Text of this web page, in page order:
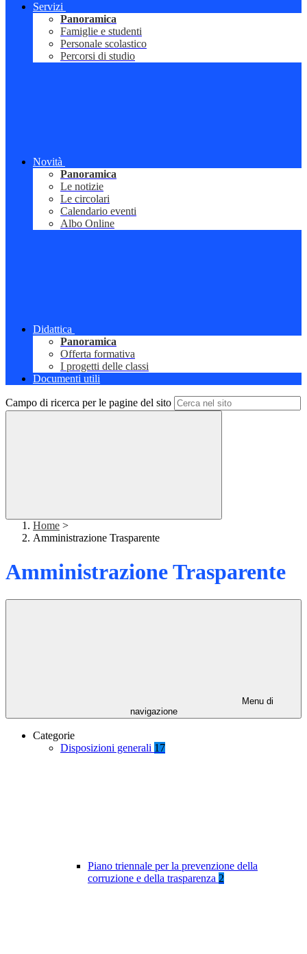
Servizi
Panoramica
Famiglie e studenti
Personale scolastico
Percorsi di studio
Novità
Panoramica
Le notizie
Le circolari
Calendario eventi
Albo Online
Didattica
Panoramica
Offerta formativa
I progetti delle classi
Documenti utili
Campo di ricerca per le pagine del sito
Home >
Amministrazione Trasparente
Amministrazione Trasparente
Menu di
navigazione
Categorie
Disposizioni generali 17
Piano triennale per la prevenzione della
corruzione e della trasparenza 2